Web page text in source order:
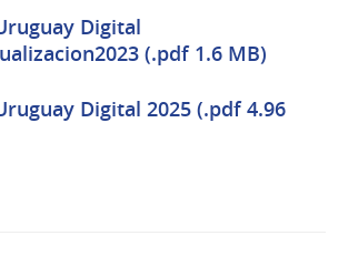
Digital
(.pdf 1.6 MB)
Digital 2025 (.pdf 4.96